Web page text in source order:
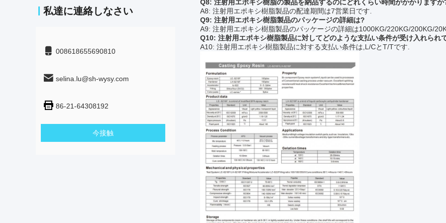
私達に連絡しなさい
008618655690810
selina.lu@sh-wysy.com
86-21-64308192
今接触
Q8: 注射用エポキシ樹脂の製品を納品するのにどれくらい時間がかかりますか
A8: 注射用エポキシ樹脂製品の配達期間は7営業日です.
Q9: 注射用エポキシ樹脂製品のパッケージの詳細は?
A9: 注射用エポキシ樹脂製品のパッケージの詳細は1000KG/220KG/200KG/
Q10: 注射用エポキシ樹脂製品に対してどのような支払い条件が受け入れられ
A10: 注射用エポキシ樹脂製品に対する支払い条件は,L/CとT/Tです.